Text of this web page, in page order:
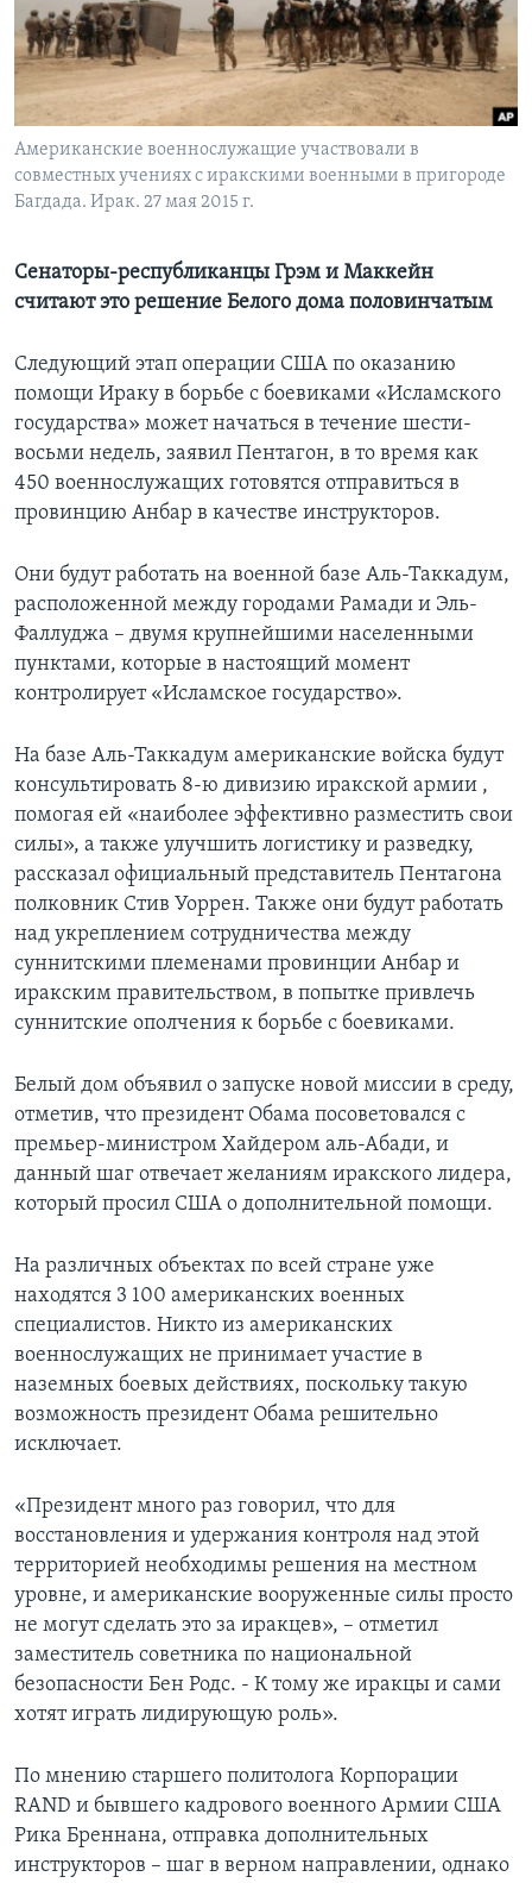
Learning English
СОЦИАЛЬНЫЕ СЕТИ
Языки
Американские военнослужащие участвовали в
совместных учениях с иракскими военными в пригороде
Багдада. Ирак. 27 мая 2015 г.
Сенаторы-республиканцы Грэм и Маккейн
считают это решение Белого дома половинчатым
Следующий этап операции США по оказанию
помощи Ираку в борьбе с боевиками «Исламского
государства» может начаться в течение шести-
восьми недель, заявил Пентагон, в то время как
450 военнослужащих готовятся отправиться в
провинцию Анбар в качестве инструкторов.
Они будут работать на военной базе Аль-Таккадум,
расположенной между городами Рамади и Эль-
Фаллуджа – двумя крупнейшими населенными
пунктами, которые в настоящий момент
контролирует «Исламское государство».
На базе Аль-Таккадум американские войска будут
консультировать 8-ю дивизию иракской армии ,
помогая ей «наиболее эффективно разместить свои
силы», а также улучшить логистику и разведку,
рассказал официальный представитель Пентагона
полковник Стив Уоррен. Также они будут работать
над укреплением сотрудничества между
суннитскими племенами провинции Анбар и
иракским правительством, в попытке привлечь
суннитские ополчения к борьбе с боевиками.
Белый дом объявил о запуске новой миссии в среду,
отметив, что президент Обама посоветовался с
премьер-министром Хайдером аль-Абади, и
данный шаг отвечает желаниям иракского лидера,
который просил США о дополнительной помощи.
На различных объектах по всей стране уже
находятся 3 100 американских военных
специалистов. Никто из американских
военнослужащих не принимает участие в
наземных боевых действиях, поскольку такую
возможность президент Обама решительно
исключает.
«Президент много раз говорил, что для
восстановления и удержания контроля над этой
территорией необходимы решения на местном
уровне, и американские вооруженные силы просто
не могут сделать это за иракцев», – отметил
заместитель советника по национальной
безопасности Бен Родс. - К тому же иракцы и сами
хотят играть лидирующую роль».
По мнению старшего политолога Корпорации
RAND и бывшего кадрового военного Армии США
Рика Бреннана, отправка дополнительных
инструкторов – шаг в верном направлении, однако